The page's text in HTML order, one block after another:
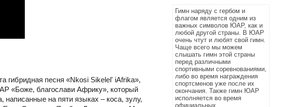
Гимн наряду с гербом и
флагом является одним из
важных символов ЮАР, как и
любой другой страны. В ЮАР
очень чтут и любят свой гимн.
Чаще всего мы можем
слышать гимн этой страны
перед различными
спортивными соревнованиями,
либо во время награждения
спортсменов уже после их
окончания. Также гимн ЮАР
исполняется во время
официальных
гибридная песня «Nkosi Sikelel' iAfrika»,
«Боже, благослави Африку», который
написанные на пяти языках – коса, зулу,